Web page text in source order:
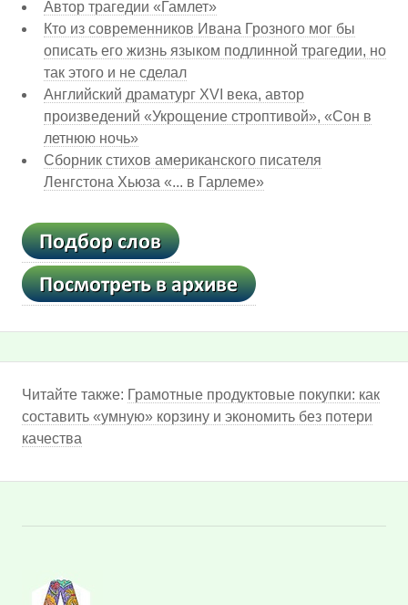
Автор трагедии «Гамлет»
Кто из современников Ивана Грозного мог бы
описать его жизнь языком подлинной трагедии, но
так этого и не сделал
Английский драматург XVI века, автор
произведений «Укрощение строптивой», «Сон в
летнюю ночь»
Сборник стихов американского писателя
Ленгстона Хьюза «... в Гарлеме»
Читайте также: Грамотные продуктовые покупки: как
составить «умную» корзину и экономить без потери
качества